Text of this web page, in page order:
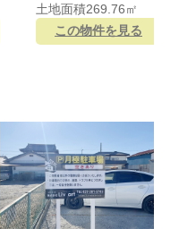
土地面積269.76㎡
この物件を見る